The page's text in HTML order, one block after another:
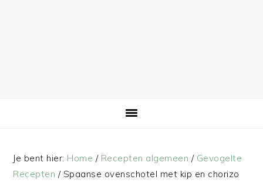
Je bent hier: Home / Recepten algemeen / Gevogelte
Recepten /Spaanse ovenschotel met kip en chorizo